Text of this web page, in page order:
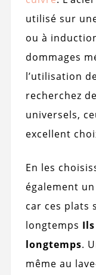
utilisé sur
ou à
dommages
l’utilisation
recherchez
universels,
excellent
En les
également
car ces plats
longtemps
longtemps.
même au